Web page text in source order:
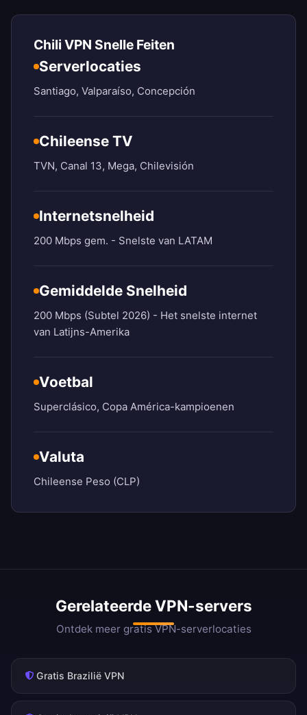
Chili VPN Snelle Feiten
Serverlocaties
Santiago, Valparaíso, Concepción
Chileense TV
TVN, Canal 13, Mega, Chilevisión
Internetsnelheid
200 Mbps gem. - Snelste van LATAM
Gemiddelde Snelheid
200 Mbps (Subtel 2026) - Het snelste internet
van Latijns-Amerika
Voetbal
Superclásico, Copa América-kampioenen
Valuta
Chileense Peso (CLP)
Gerelateerde VPN-servers
Ontdek meer gratis VPN-serverlocaties
Gratis Brazilië VPN